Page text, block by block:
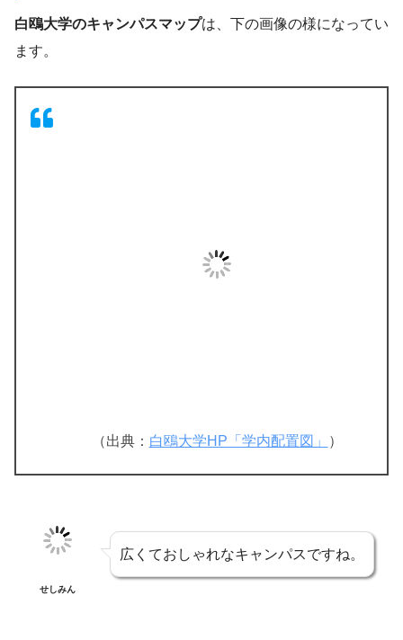
白鴎大学のキャンパスマップは、下の画像の様になってい
ます。
（出典： 白鴎大学HP「学内配置図」 ）
せしみん
広くておしゃれなキャンパスですね。